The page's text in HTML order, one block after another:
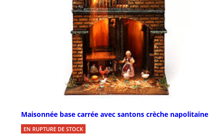
Maisonnée base carrée avec santons crèche napolitaine
EN RUPTURE DE STOCK